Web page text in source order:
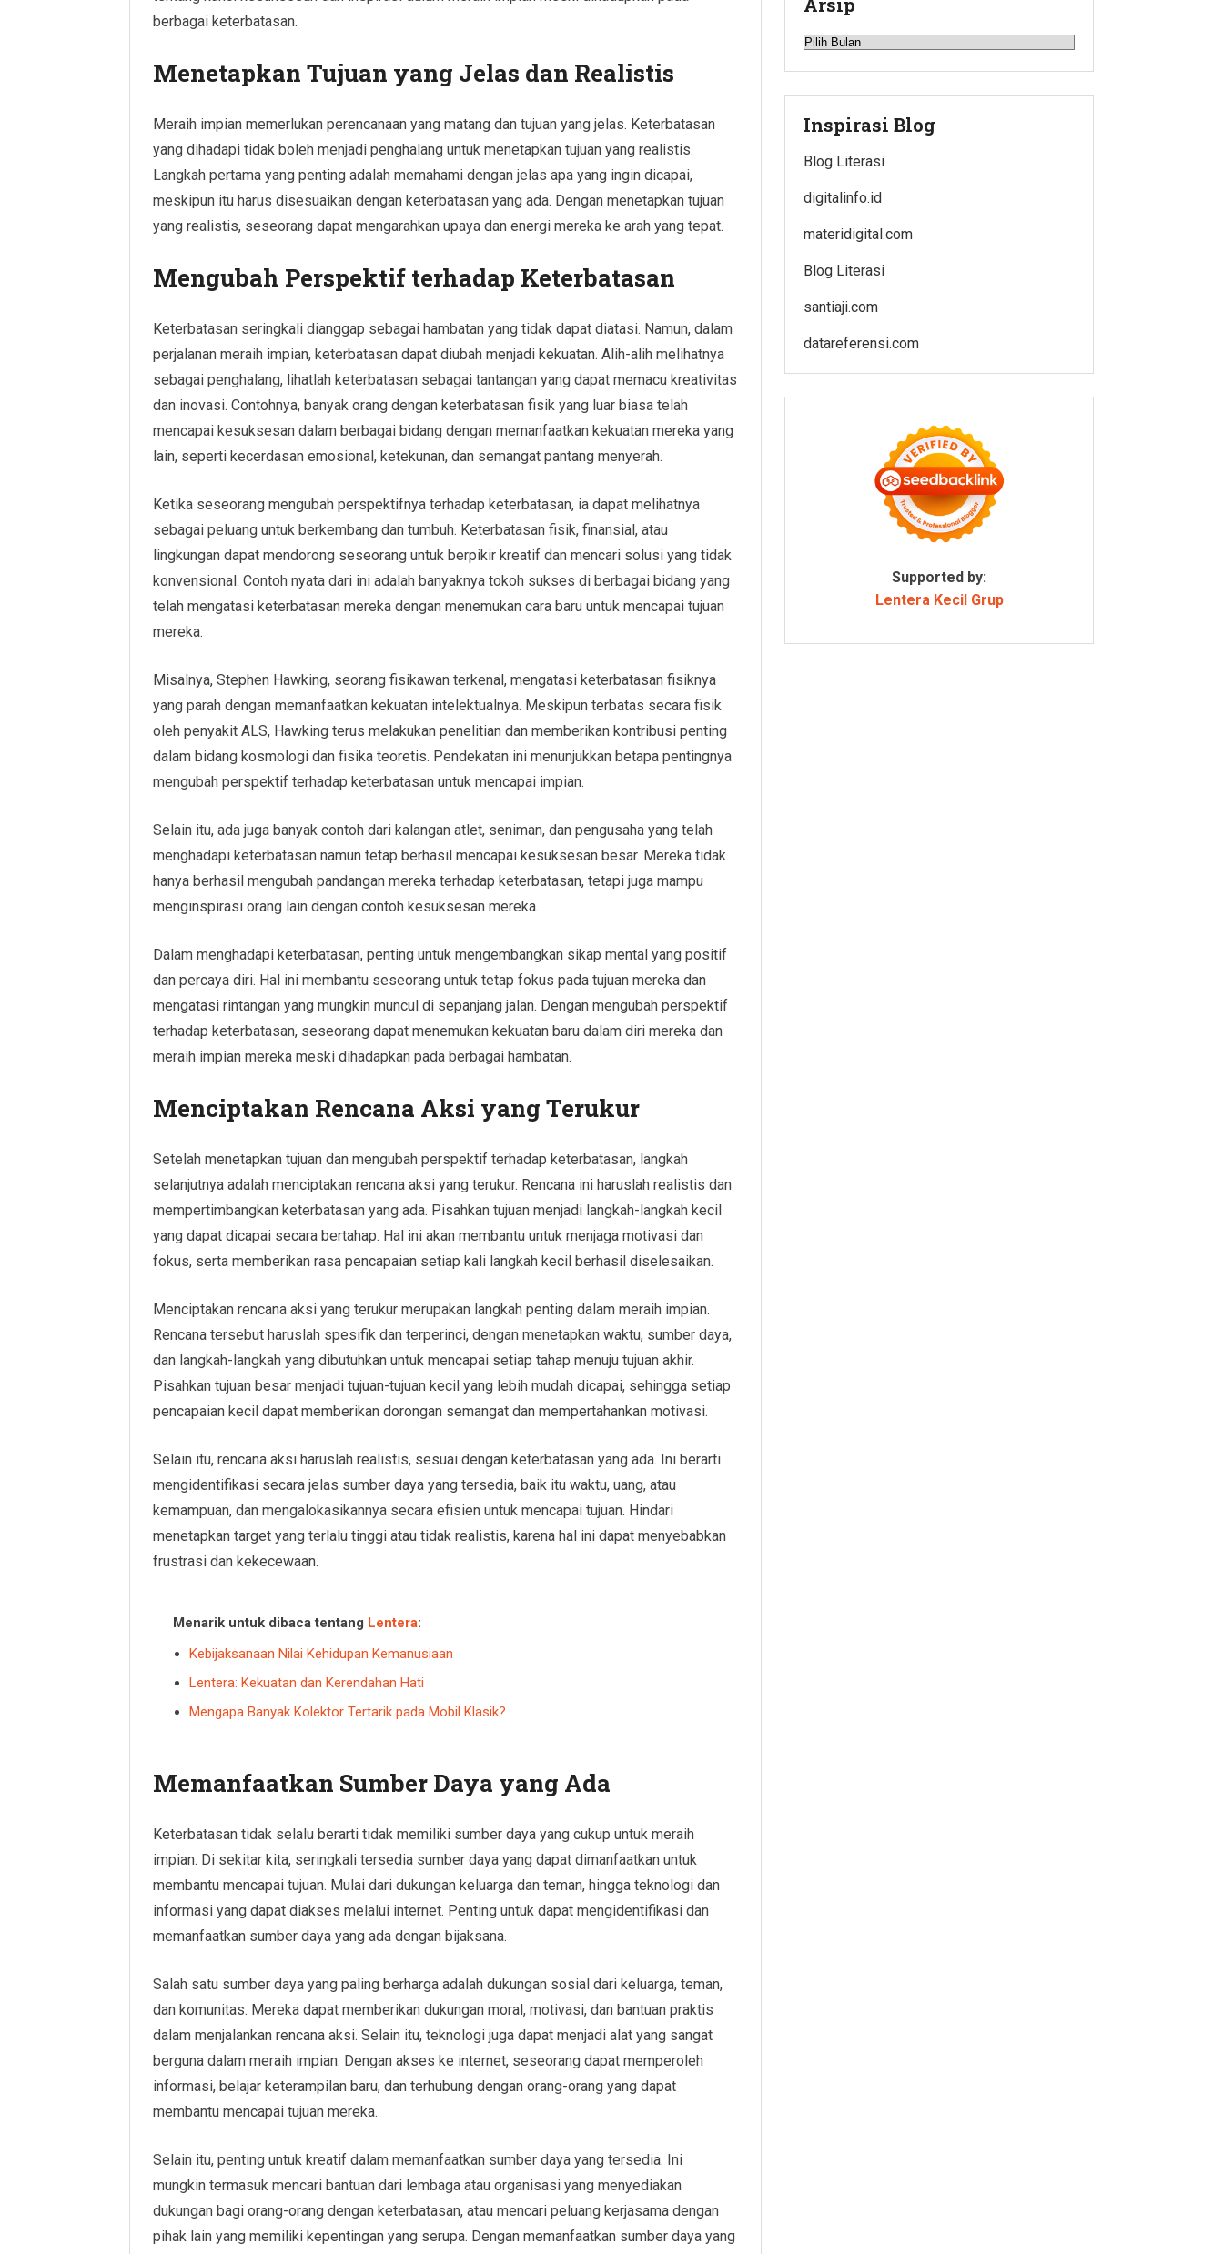
berbagai keterbatasan.
Menetapkan Tujuan yang Jelas dan Realistis
Meraih impian memerlukan perencanaan yang matang dan tujuan yang jelas. Keterbatasan
yang dihadapi tidak boleh menjadi penghalang untuk menetapkan tujuan yang realistis.
Langkah pertama yang penting adalah memahami dengan jelas apa yang ingin dicapai,
meskipun itu harus disesuaikan dengan keterbatasan yang ada. Dengan menetapkan tujuan
yang realistis, seseorang dapat mengarahkan upaya dan energi mereka ke arah yang tepat.
Mengubah Perspektif terhadap Keterbatasan
Keterbatasan seringkali dianggap sebagai hambatan yang tidak dapat diatasi. Namun, dalam
perjalanan meraih impian, keterbatasan dapat diubah menjadi kekuatan. Alih-alih melihatnya
sebagai penghalang, lihatlah keterbatasan sebagai tantangan yang dapat memacu kreativitas
dan inovasi. Contohnya, banyak orang dengan keterbatasan fisik yang luar biasa telah
mencapai kesuksesan dalam berbagai bidang dengan memanfaatkan kekuatan mereka yang
lain, seperti kecerdasan emosional, ketekunan, dan semangat pantang menyerah.
Ketika seseorang mengubah perspektifnya terhadap keterbatasan, ia dapat melihatnya
sebagai peluang untuk berkembang dan tumbuh. Keterbatasan fisik, finansial, atau
lingkungan dapat mendorong seseorang untuk berpikir kreatif dan mencari solusi yang tidak
konvensional. Contoh nyata dari ini adalah banyaknya tokoh sukses di berbagai bidang yang
telah mengatasi keterbatasan mereka dengan menemukan cara baru untuk mencapai tujuan
mereka.
Misalnya, Stephen Hawking, seorang fisikawan terkenal, mengatasi keterbatasan fisiknya
yang parah dengan memanfaatkan kekuatan intelektualnya. Meskipun terbatas secara fisik
oleh penyakit ALS, Hawking terus melakukan penelitian dan memberikan kontribusi penting
dalam bidang kosmologi dan fisika teoretis. Pendekatan ini menunjukkan betapa pentingnya
mengubah perspektif terhadap keterbatasan untuk mencapai impian.
Selain itu, ada juga banyak contoh dari kalangan atlet, seniman, dan pengusaha yang telah
menghadapi keterbatasan namun tetap berhasil mencapai kesuksesan besar. Mereka tidak
hanya berhasil mengubah pandangan mereka terhadap keterbatasan, tetapi juga mampu
menginspirasi orang lain dengan contoh kesuksesan mereka.
Dalam menghadapi keterbatasan, penting untuk mengembangkan sikap mental yang positif
dan percaya diri. Hal ini membantu seseorang untuk tetap fokus pada tujuan mereka dan
mengatasi rintangan yang mungkin muncul di sepanjang jalan. Dengan mengubah perspektif
terhadap keterbatasan, seseorang dapat menemukan kekuatan baru dalam diri mereka dan
meraih impian mereka meski dihadapkan pada berbagai hambatan.
Menciptakan Rencana Aksi yang Terukur
Setelah menetapkan tujuan dan mengubah perspektif terhadap keterbatasan, langkah
selanjutnya adalah menciptakan rencana aksi yang terukur. Rencana ini haruslah realistis dan
mempertimbangkan keterbatasan yang ada. Pisahkan tujuan menjadi langkah-langkah kecil
yang dapat dicapai secara bertahap. Hal ini akan membantu untuk menjaga motivasi dan
fokus, serta memberikan rasa pencapaian setiap kali langkah kecil berhasil diselesaikan.
Menciptakan rencana aksi yang terukur merupakan langkah penting dalam meraih impian.
Rencana tersebut haruslah spesifik dan terperinci, dengan menetapkan waktu, sumber daya,
dan langkah-langkah yang dibutuhkan untuk mencapai setiap tahap menuju tujuan akhir.
Pisahkan tujuan besar menjadi tujuan-tujuan kecil yang lebih mudah dicapai, sehingga setiap
pencapaian kecil dapat memberikan dorongan semangat dan mempertahankan motivasi.
Selain itu, rencana aksi haruslah realistis, sesuai dengan keterbatasan yang ada. Ini berarti
mengidentifikasi secara jelas sumber daya yang tersedia, baik itu waktu, uang, atau
kemampuan, dan mengalokasikannya secara efisien untuk mencapai tujuan. Hindari
menetapkan target yang terlalu tinggi atau tidak realistis, karena hal ini dapat menyebabkan
frustrasi dan kekecewaan.
Menarik untuk dibaca tentang Lentera:
Kebijaksanaan Nilai Kehidupan Kemanusiaan
Lentera: Kekuatan dan Kerendahan Hati
Mengapa Banyak Kolektor Tertarik pada Mobil Klasik?
Memanfaatkan Sumber Daya yang Ada
Keterbatasan tidak selalu berarti tidak memiliki sumber daya yang cukup untuk meraih
impian. Di sekitar kita, seringkali tersedia sumber daya yang dapat dimanfaatkan untuk
membantu mencapai tujuan. Mulai dari dukungan keluarga dan teman, hingga teknologi dan
informasi yang dapat diakses melalui internet. Penting untuk dapat mengidentifikasi dan
memanfaatkan sumber daya yang ada dengan bijaksana.
Salah satu sumber daya yang paling berharga adalah dukungan sosial dari keluarga, teman,
dan komunitas. Mereka dapat memberikan dukungan moral, motivasi, dan bantuan praktis
dalam menjalankan rencana aksi. Selain itu, teknologi juga dapat menjadi alat yang sangat
berguna dalam meraih impian. Dengan akses ke internet, seseorang dapat memperoleh
informasi, belajar keterampilan baru, dan terhubung dengan orang-orang yang dapat
membantu mencapai tujuan mereka.
Selain itu, penting untuk kreatif dalam memanfaatkan sumber daya yang tersedia. Ini
mungkin termasuk mencari bantuan dari lembaga atau organisasi yang menyediakan
dukungan bagi orang-orang dengan keterbatasan, atau mencari peluang kerjasama dengan
pihak lain yang memiliki kepentingan yang serupa. Dengan memanfaatkan sumber daya yang
Arsip
Inspirasi Blog
Blog Literasi
digitalinfo.id
materidigital.com
Blog Literasi
santiaji.com
datareferensi.com
Supported by:
Lentera Kecil Grup